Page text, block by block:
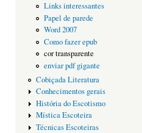
Links interessantes
Papel de parede
Word 2007
Como fazer epub
cor transparente
enviar pdf gigante
Cobiçada Literatura
Conhecimentos gerais
História do Escotismo
Mística Escoteira
Técnicas Escoteiras